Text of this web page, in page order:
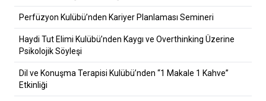
Perfüzyon Kulübü’nden Kariyer Planlaması Semineri
Haydi Tut Elimi Kulübü’nden Kaygı ve Overthinking Üzerine
Psikolojik Söyleşi
Dil ve Konuşma Terapisi Kulübü’nden “1 Makale 1 Kahve”
Etkinliği